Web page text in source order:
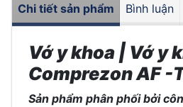
Chi tiết sản phẩm Bình luận
Vớ y khoa | Vớ y
Comprezon AF -
Sản phẩm phân phối bởi